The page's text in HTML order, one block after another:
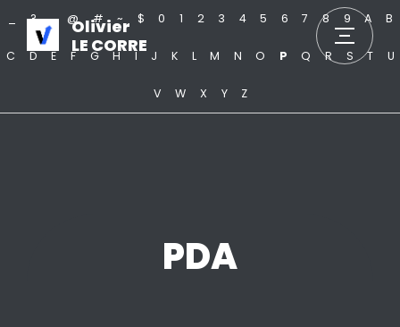
Olivier
LE CORRE
? . @ # ~ $ 0 1 2 3 4 5 6 7 8 9 A B
C D E F G H I J K L M N O P Q R S T U
V W X Y Z
PDA